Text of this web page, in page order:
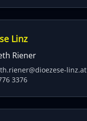
Linz
Riener
linz.at
3376